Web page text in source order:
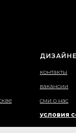
контакты
вакансии
сми о нас
условия
написать